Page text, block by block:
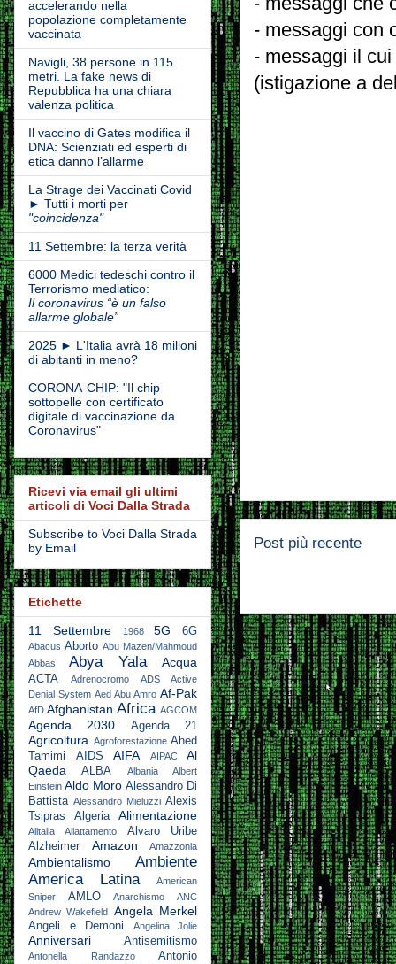
- messaggi con
- messaggi il
(istigazione a
Post più recente
accelerando nella
popolazione completamente
vaccinata
Navigli, 38 persone in 115
metri. La fake news di
Repubblica ha una chiara
valenza politica
Il vaccino di Gates modifica il
DNA: Scienziati ed esperti di
etica danno l’allarme
La Strage dei Vaccinati Covid
► Tutti i morti per
"coincidenza"
11 Settembre: la terza verità
6000 Medici tedeschi contro il
Terrorismo mediatico:
Il coronavirus “è un falso
allarme globale”
2025 ► L'Italia avrà 18 milioni
di abitanti in meno?
CORONA-CHIP: "Il chip
sottopelle con certificato
digitale di vaccinazione da
Coronavirus"
Ricevi via email gli ultimi
articoli di Voci Dalla Strada
Subscribe to Voci Dalla Strada
by Email
Etichette
11 Settembre
1968 5G 6G
Abacus Aborto Abu Mazen/Mahmoud
Abbas
Abya Yala Acqua
ACTA Adrenocromo
ADS Active
Denial System Aed Abu Amro Af-Pak
AfD Afghanistan Africa AGCOM
Agenda 2030 Agenda 21
Agricoltura Agroforestazione Ahed
Tamimi
AIDS AIFA AIPAC
Al
Qaeda
ALBA Albania
Albert
Einstein Aldo Moro Alessandro Di
Battista Alessandro Mieluzzi Alexis
Tsipras
Algeria Alimentazione
Alitalia Allattamento
Alvaro Uribe
Alzheimer
Amazon Amazzonia
Ambientalismo
Ambiente
America Latina
American
Sniper
AMLO Anarchismo
ANC
Andrew Wakefield Angela Merkel
Angeli e Demoni Angelina Jolie
Anniversari Antisemitismo
Antonella Randazzo
Antonio